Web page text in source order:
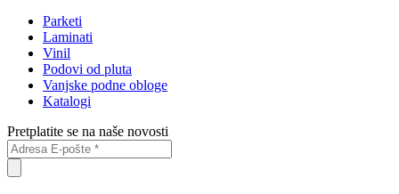
Parketi
Laminati
Vinil
Podovi od pluta
Vanjske podne obloge
Katalogi
Pretplatite se na naše novosti